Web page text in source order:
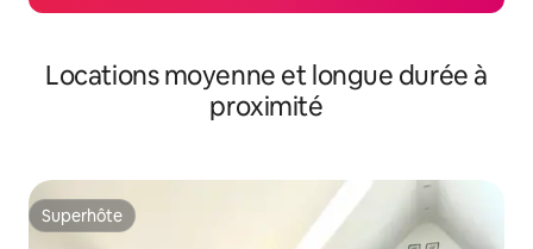
Locations moyenne et longue durée à
proximité
Superhôte
Superhôte